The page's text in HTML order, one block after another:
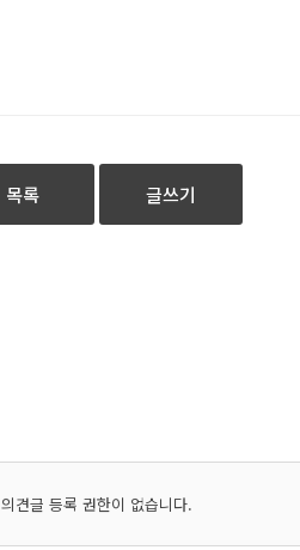
목록 글쓰기
의견글 등록 권한이 없습니다.